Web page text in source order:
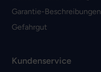
Garantie-Beschreibungen
Gefahrgut
Kundenservice